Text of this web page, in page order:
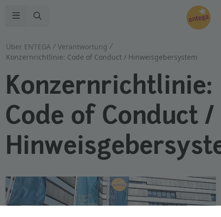
Über ENTEGA
Verantwortung
Konzernrichtlinie: Code of Conduct / Hinweisgebersystem
Konzernrichtlinie:
Code of Conduct /